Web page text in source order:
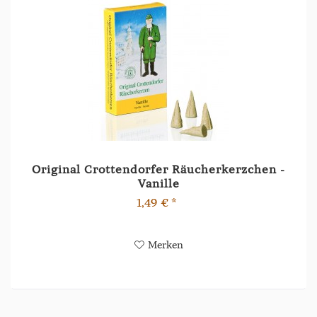
Original Crottendorfer Räucherkerzchen -
Vanille
1,49 € *
Merken